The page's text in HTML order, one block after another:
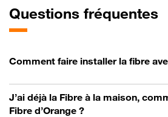
Questions fréquentes
Comment faire installer la fibre
J’ai déjà la Fibre à la maison,
Fibre d’Orange ?